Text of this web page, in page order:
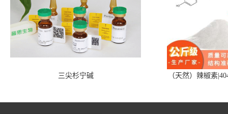
三尖杉宁碱 （天然）辣椒素